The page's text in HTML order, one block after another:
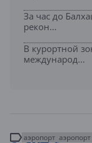
За час до
рекон...
В курортной
международ...
аэропорт